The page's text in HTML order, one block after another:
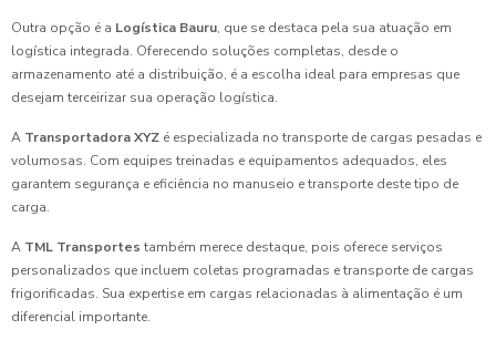
Outra opção é a Logística Bauru, que se destaca pela sua atuação em
logística integrada. Oferecendo soluções completas, desde o
armazenamento até a distribuição, é a escolha ideal para empresas que
desejam terceirizar sua operação logística.
A Transportadora XYZ é especializada no transporte de cargas pesadas e
volumosas. Com equipes treinadas e equipamentos adequados, eles
garantem segurança e eficiência no manuseio e transporte deste tipo de
carga.
A TML Transportes também merece destaque, pois oferece serviços
personalizados que incluem coletas programadas e transporte de cargas
frigorificadas. Sua expertise em cargas relacionadas à alimentação é um
diferencial importante.